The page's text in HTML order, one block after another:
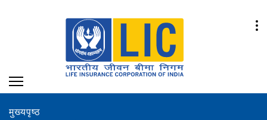
मुख्यपृष्ठ